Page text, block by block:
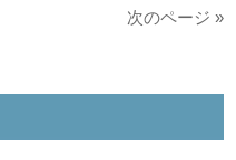
次のページ »